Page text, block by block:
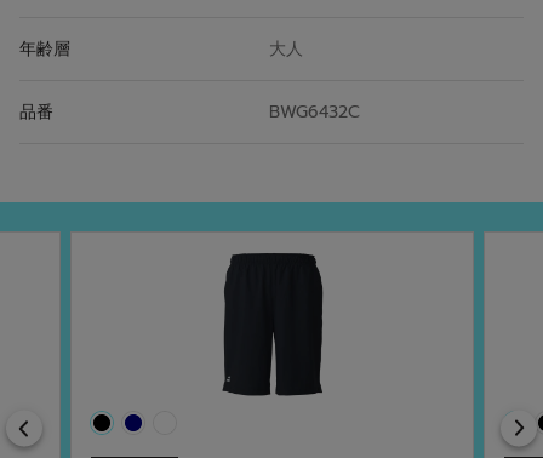
年齢層 大人
品番 BWG6432C
Previous